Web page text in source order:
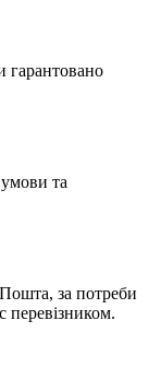
гарантовано
та
за потреби